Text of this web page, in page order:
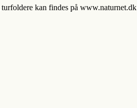
turfoldere kan findes på www.naturnet.dk